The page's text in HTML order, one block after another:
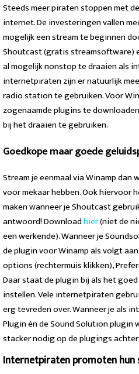
Steeds meer piraten stoppen met
internet. De investeringen vallen
mogelijk een stream te beginnen
Shoutcast (gratis streamsoftware)
al mogelijk nonstop te draaien als
internetpiraten zijn er natuurlijk
radio station te gebruiken. Voor
zogenaamde plugins te
bij het draaien te gebruiken.
Goedkope maar goede
Stream je eenmaal via Winamp
voor mekaar hebben. Ook hiervoor
maken wanneer je Shoutcast
antwoord! Downloadhier(niet de
een werkende). Wanneer je
de plugin voor Winamp als volgt
options (rechtermuis klikken),
Daar staat de plugin bij als het
instellen. Vele internetpiraten
erg tevreden over. Wanneer je als
Plugin én de Sound Solution plugin
stacker nodig op de plugings
Internetpiraten promoten